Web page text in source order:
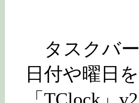
タスクバ
日付や曜日
「TClock」